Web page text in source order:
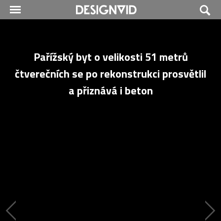
Pařížský byt o velikosti 51 metrů
čtverečních se po rekonstrukci prosvětlil
a přiznává i beton